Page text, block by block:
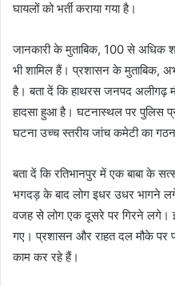
घायलों को भर्ती कराया गया है।
जानकारी के मुताबिक, 100 से अधिक
भी शामिल हैं। प्रशासन के मुताबिक,
है। बता दें कि हाथरस जनपद अलीगढ़
हादसा हुआ है। घटनास्थल पर पुलिस
घटना उच्च स्तरीय जांच कमेटी का गठन
बता दें कि रतिभानपुर में एक बाबा के
भगदड़ के बाद लोग इधर उधर भागने
वजह से लोग एक दूसरे पर गिरने लगे।
गए। प्रशासन और राहत दल मौके पर
काम कर रहे हैं।